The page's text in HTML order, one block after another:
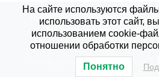
Новости
Документы
Противодействие
МБОУ \"Гимназия им.
Proudly powered by WordPress
Themes
На сайте используются
использовать этот сайт,
использованием cookie-
отношении обработки
Понятно